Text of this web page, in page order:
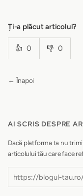
Ți-a plăcut articolul?
👍 0 👎 0
← Înapoi
AI SCRIS DESPRE
Dacă platforma ta nu
articolului tău care face